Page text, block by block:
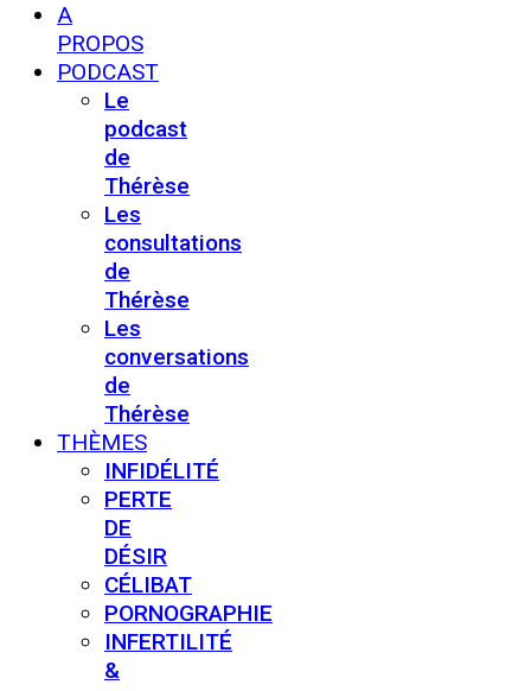
A
PROPOS
PODCAST
Le
podcast
de
Thérèse
Les
consultations
de
Thérèse
Les
conversations
de
Thérèse
THÈMES
INFIDÉLITÉ
PERTE
DE
DÉSIR
CÉLIBAT
PORNOGRAPHIE
INFERTILITÉ
&